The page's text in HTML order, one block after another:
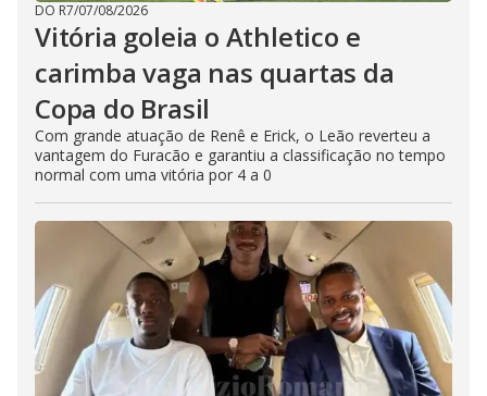
DO R7/07/08/2026
Vitória goleia o Athletico e
carimba vaga nas quartas da
Copa do Brasil
Com grande atuação de Renê e Erick, o Leão reverteu a
vantagem do Furacão e garantiu a classificação no tempo
normal com uma vitória por 4 a 0